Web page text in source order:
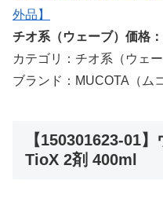
外品】
チオ系（ウェーブ）価格
カテゴリ：チオ系（ウェー
ブランド：MUCOTA（ム
【150301623-01
TioX 2剤 400ml